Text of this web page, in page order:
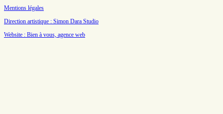
Mentions légales
Direction artistique : Simon Dara Studio
Website : Bien à vous, agence web